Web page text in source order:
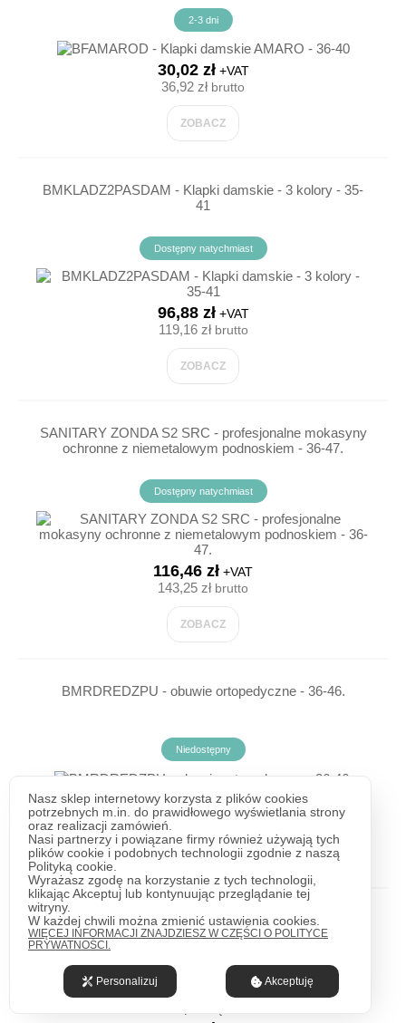
2-3 dni
30,02 zł+VAT
36,92 złbrutto
ZOBACZ
BMKLADZ2PASDAM - Klapki damskie - 3 kolory - 35-
41
Dostępny natychmiast
96,88 zł+VAT
119,16 złbrutto
ZOBACZ
SANITARY ZONDA S2 SRC - profesjonalne mokasyny
ochronne z niemetalowym podnoskiem - 36-47.
Dostępny natychmiast
116,46 zł +VAT
143,25 złbrutto
ZOBACZ
BMRDREDZPU - obuwie ortopedyczne - 36-46.
Niedostępny
80,98 zł +VAT
99,60 złbrutto
ZOBACZ
BFAMAROM - Klapki męskie AMARO - 41-47
Nasz sklep internetowy korzysta z plików cookies
potrzebnych m.in. do prawidłowego wyświetlania strony
oraz realizacji zamówień.
Nasi partnerzy i powiązane firmy również używają tych
plików cookie i podobnych technologii zgodnie z naszą
Polityką cookie.
Wyrażasz zgodę na korzystanie z tych technologii,
klikając Akceptuj lub kontynuując przeglądanie tej
witryny.
W każdej chwili można zmienić ustawienia cookies.
WIĘCEJ INFORMACJI ZNAJDZIESZ W CZĘŚCI O POLITYCE
PRYWATNOŚCI.
Personalizuj Akceptuję